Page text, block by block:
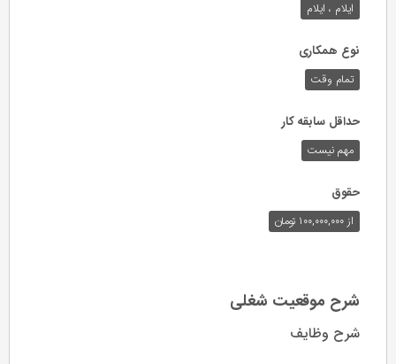
ایلام ، ایلام
نوع همکاری
تمام وقت
حداقل سابقه کار
مهم نیست
حقوق
از ۱۰۰,۰۰۰,۰۰۰ تومان
شرح موقعیت شغلی
شرح وظایف